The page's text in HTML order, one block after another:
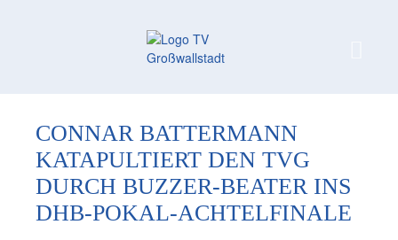
CONNAR BATTERMANN
KATAPULTIERT DEN TVG
DURCH BUZZER-BEATER INS
DHB-POKAL-ACHTELFINALE